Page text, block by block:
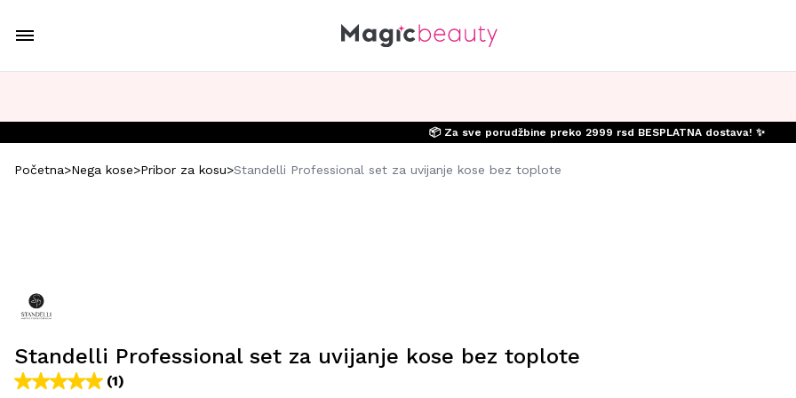
📦 Za sve porudžbine preko 2999 rsd BESPLATNA dostava! ✨
Početna>Nega kose>Pribor za kosu>Standelli Professional set za uvijanje kose bez toplote
Standelli Professional set za uvijanje kose bez toplote
(1)